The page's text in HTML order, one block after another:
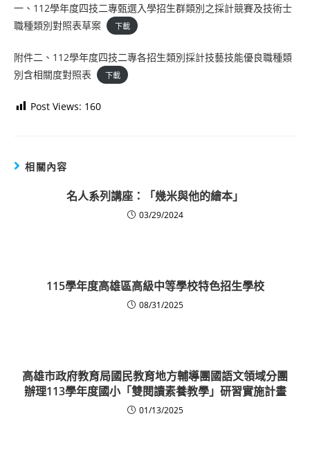
一、112學年度四技二專甄選入學招生群類別之採計競賽及技術士
職種類別對照表草案
下載
附件二、112學年度四技二專各招生類別採計技藝技能優良職種類
別含相關度對照表
下載
Post Views: 160
相關內容
名人系列講座：「幾米與他的繪本」
03/29/2024
115學年度高雄區高級中等學校特色招生學校
08/31/2025
高雄市政府教育局國民教育地方輔導團國語文領域分團
辦理113學年度國小「雙閱讀素養教學」研習實施計畫
01/13/2025